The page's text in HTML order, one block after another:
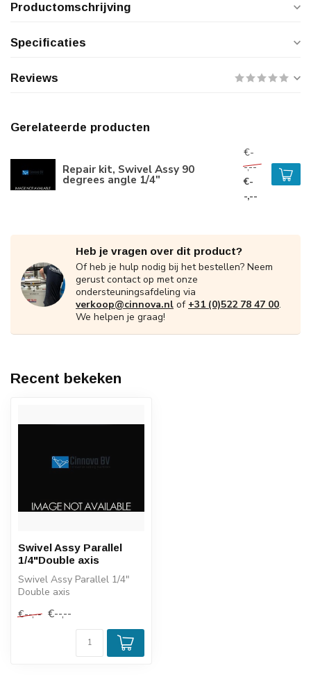
Productomschrijving
Specificaties
Reviews
Gerelateerde producten
Repair kit, Swivel Assy 90
degrees angle 1/4"
€-
-,--
€-
-,--
Heb je vragen over dit product?
Of heb je hulp nodig bij het bestellen? Neem
gerust contact op met onze
ondersteuningsafdeling via
verkoop@cinnova.nl of +31 (0)522 78 47 00.
We helpen je graag!
Recent bekeken
Swivel Assy Parallel
1/4"Double axis
Swivel Assy Parallel 1/4"
Double axis
€--,-- €--,--